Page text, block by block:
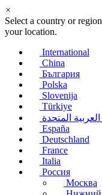
×
Select a country or
your location.
International
China
България
Polska
Slovenija
Türkiye
العربية المتحدة
España
Deutschland
France
Italia
Россия
Москва